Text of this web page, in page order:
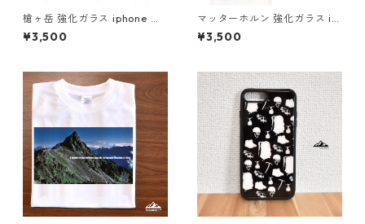
槍ヶ岳 強化ガラス iphone ス
マホケース スマホカバーアウ
トドア 登山 山 ブルー ネイビ
¥3,500
マッターホルン 強化ガラス ip
hone スマホケース スマホカ
バーアウトドア 登山 山 ブルー
¥3,500